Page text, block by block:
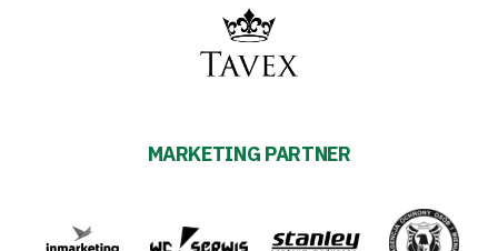
MARKETING PARTNER